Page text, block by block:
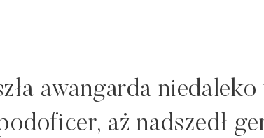
awangarda
aż nad­szedł